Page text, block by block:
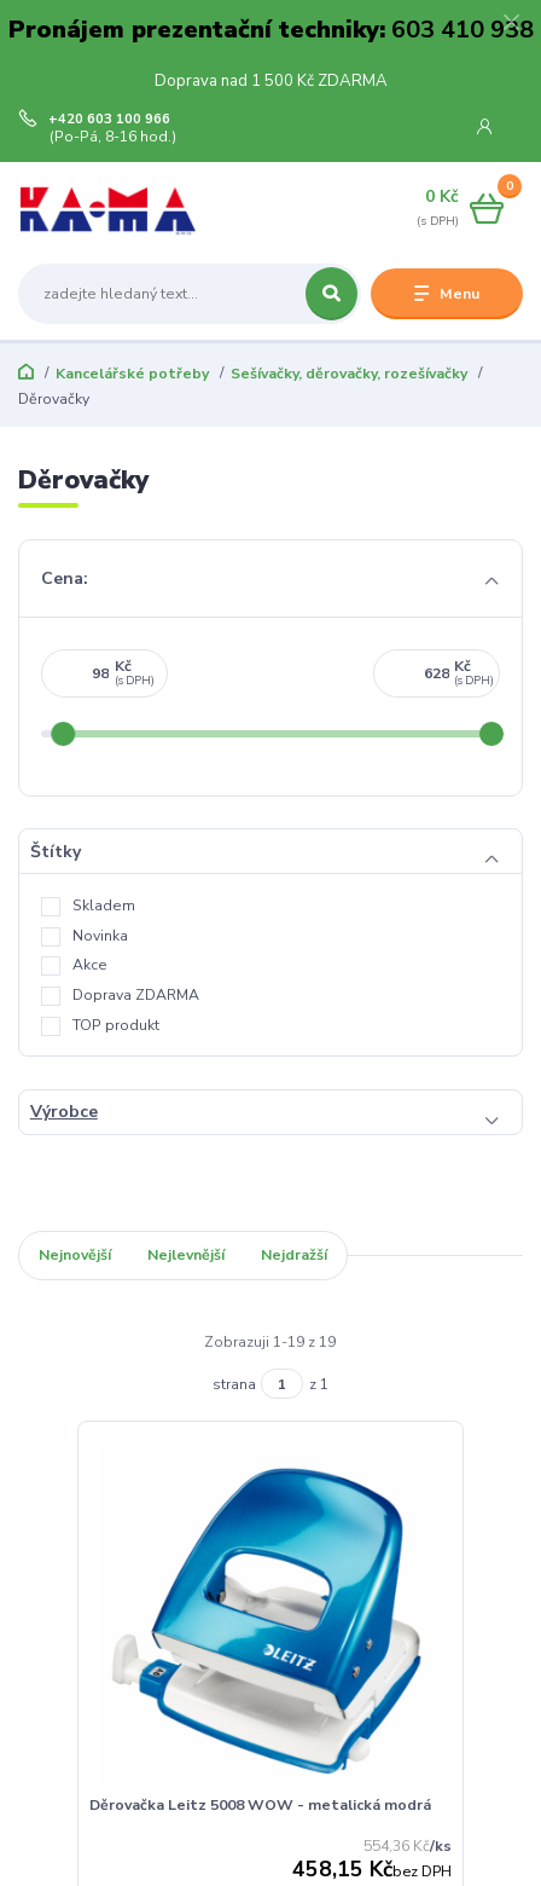
Pronájem prezentační techniky:603 410 938
Doprava nad 1 500 Kč ZDARMA
Menu
+420 603 100 966
(Po-Pá, 8-16 hod.)
0
0 Kč
Kancelářské potřeby
Sešívačky, děrovačky, rozešívačky
Děrovačky
Děrovačky
Cena:
Kč Kč
Štítky
Skladem
Novinka
Akce
Doprava ZDARMA
TOP produkt
Výrobce
Nejnovější Nejlevnější Nejdražší
Zobrazuji 1-19 z 19
strana z 1
Děrovačka Leitz 5008 WOW - metalická modrá
554,36 Kč/ks
458,15 Kčbez DPH